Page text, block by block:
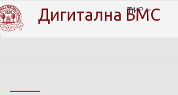
Дигитална БМС
ЋИР